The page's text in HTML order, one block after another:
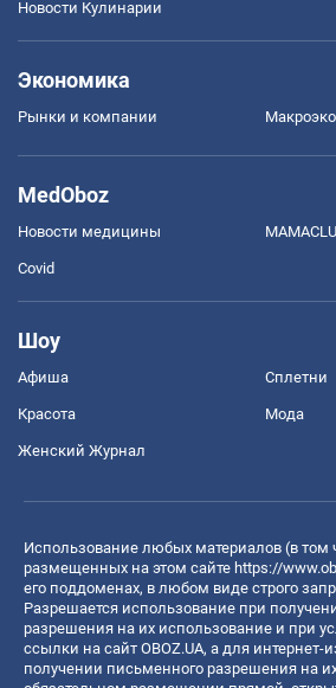
Новости Кулинарии
Экономика
Рынки и компании
MedOboz
Новости медицины
Covid
Шоу
Афиша Сплетни
Красота Мода
Женский Журнал
Использование любых материалов (в том
размещенных на этом сайте https://
его поддоменах, в любом виде строго
Разрешается использование при
разрешения на их использование и при
ссылки на сайт OBOZ.UA, а для интернет-
получении письменного разрешения на